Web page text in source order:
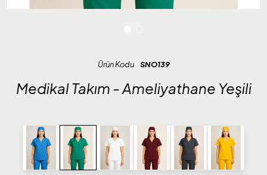
Ürün Kodu SNO139
Medikal Takım - Ameliyathane Yeşili